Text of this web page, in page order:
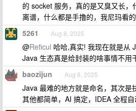
的 socket 服务，真的是又臭又长，
离谱，什么都是手撸的，我尼玛看
5261 Aug 8, 2025
@Reficul 哈哈,真实! 我现在就是从
Java 生态真是给封装的啥事情不用
baozijun Aug 8, 2025
Java 最难的地方就是命名，其次是
其他都简单，AI 搞定，IDEA 全程